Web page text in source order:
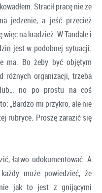
Stracił pracę nie ze
jedzenie, a jeść przecież
więc na kradzież. W Tandale i
jest w podobnej sytuacji.
ma. Bo żeby być objętym
różnych organizacji, trzeba
no po prostu na coś
„Bardzo mi przykro, ale nie
rubryce. Proszę zarazić się
łatwo udokumentować. A
może powiedzieć, że
jak to jest z gnijącymi